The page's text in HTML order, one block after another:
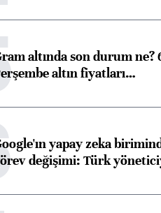
altında son durum ne?
altın fiyatları…
yapay zeka
değişimi: Türk